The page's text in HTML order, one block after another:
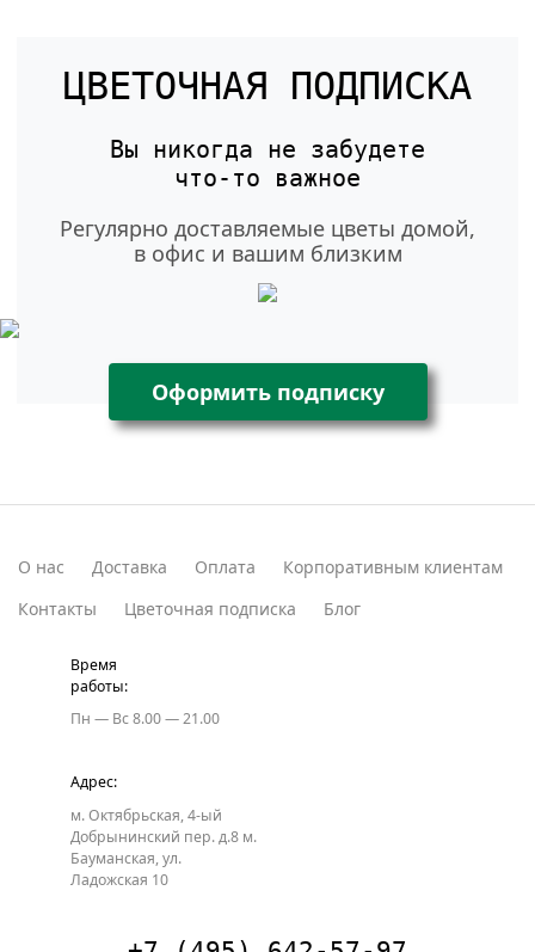
ЦВЕТОЧНАЯ ПОДПИСКА
Вы никогда не забудете
что-то важное
Регулярно доставляемые цветы домой,
в офис и вашим близким
Оформить подписку
О нас Доставка Оплата
Корпоративным клиентам
Контакты
Цветочная подписка Блог
Время
работы:
Пн — Вс8.00 — 21.00
Адрес:
м. Октябрьская, 4-ый
Добрынинский пер. д.8м.
Бауманская, ул.
Ладожская 10